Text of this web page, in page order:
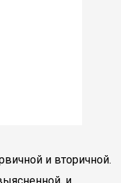
и вторичной.